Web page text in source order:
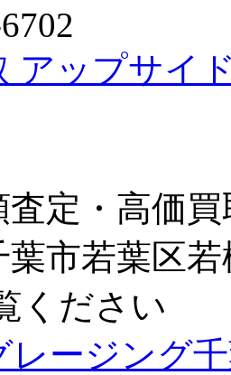
アップサイ
査定・高価
市若葉区若
ください
レージング